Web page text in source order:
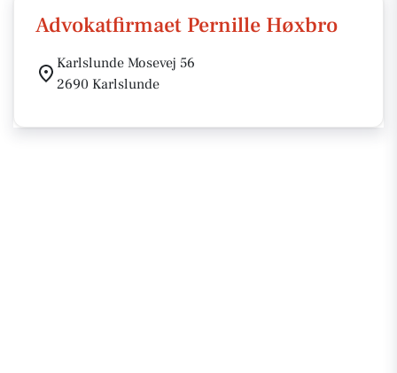
Advokatfirmaet Pernille Høxbro
Karlslunde Mosevej 56
2690 Karlslunde